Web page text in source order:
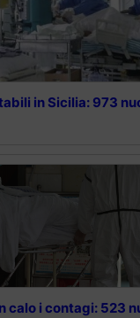
in Sicilia: 973
calo i contagi: 523